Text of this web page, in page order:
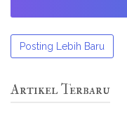
Posting Lebih Baru
Artikel Terbaru